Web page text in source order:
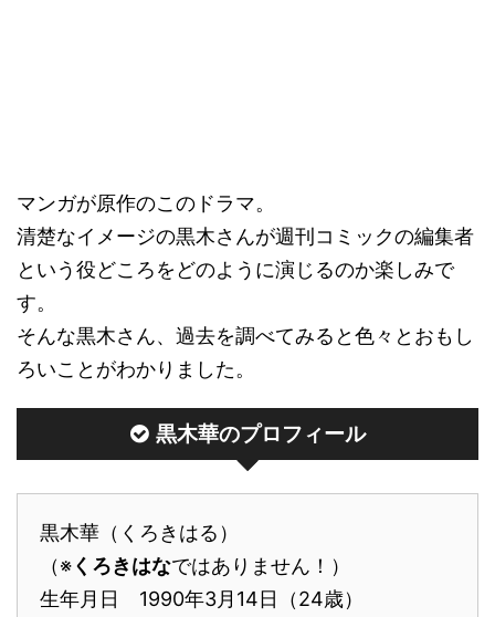
マンガが原作のこのドラマ。
清楚なイメージの黒木さんが週刊コミックの編集者
という役どころをどのように演じるのか楽しみで
す。
そんな黒木さん、過去を調べてみると色々とおもし
ろいことがわかりました。
黒木華のプロフィール
黒木華（くろきはる）
（※くろきはなではありません！）
生年月日 1990年3月14日（24歳）